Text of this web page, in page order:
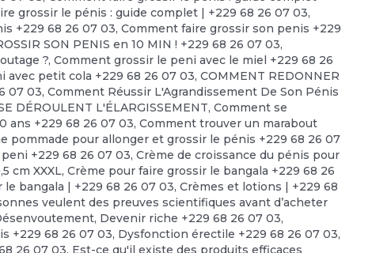
grossir le pénis : guide complet | +229 68 26 07 03,
+229 68 26 07 03,Comment faire grossir son penis +229
SON PENIS en 10 MIN ! +229 68 26 07 03,
?,Comment grossir le peni avec le miel +229 68 26
avec petit cola +229 68 26 07 03,COMMENT REDONNER
07 03,Comment Réussir L'Agrandissement De Son Pénis
DÉROULENT L'ÉLARGISSEMENT,Comment se
ans +229 68 26 07 03,Comment trouver un marabout
pommade pour allonger et grossir le pénis +229 68 26 07
+229 68 26 07 03,Crème de croissance du pénis pour
cm XXXL,Crème pour faire grossir le bangala +229 68 26
bangala | +229 68 26 07 03,Crèmes et lotions | +229 68
veulent des preuves scientifiques avant d’acheter
, Devenir riche +229 68 26 07 03,
+229 68 26 07 03, Dysfonction érectile +229 68 26 07 03,